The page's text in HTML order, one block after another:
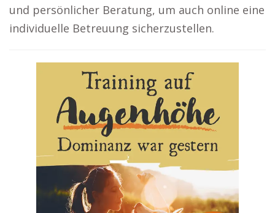
und persönlicher Beratung, um auch online eine
individuelle Betreuung sicherzustellen.